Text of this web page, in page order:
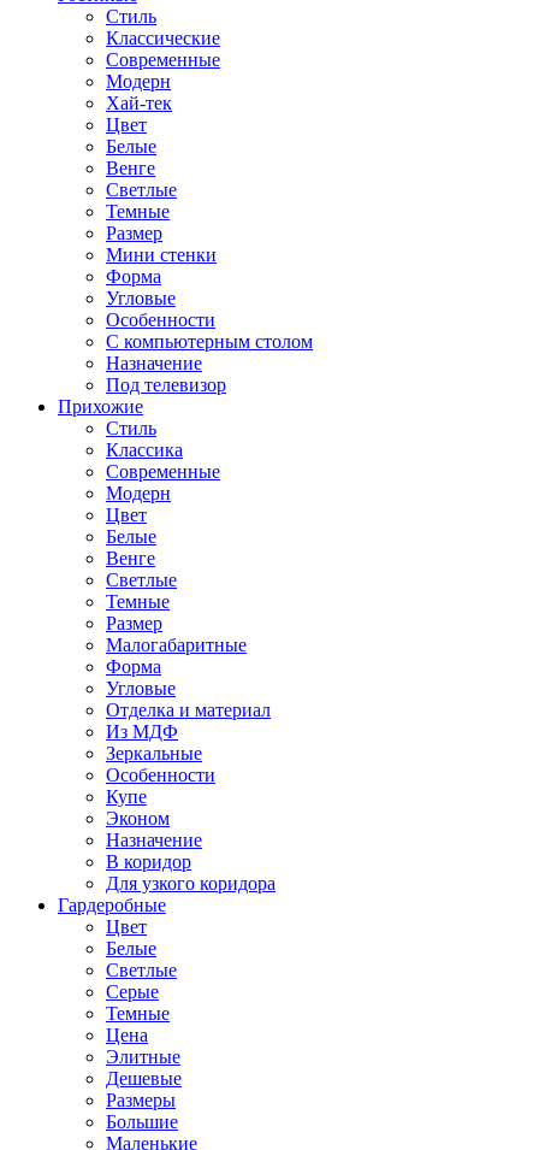
Стиль
Классические
Современные
Модерн
Хай-тек
Цвет
Белые
Венге
Светлые
Темные
Размер
Мини стенки
Форма
Угловые
Особенности
С компьютерным столом
Назначение
Под телевизор
Прихожие
Стиль
Классика
Современные
Модерн
Цвет
Белые
Венге
Светлые
Темные
Размер
Малогабаритные
Форма
Угловые
Отделка и материал
Из МДФ
Зеркальные
Особенности
Купе
Эконом
Назначение
В коридор
Для узкого коридора
Гардеробные
Цвет
Белые
Светлые
Серые
Темные
Цена
Элитные
Дешевые
Размеры
Большие
Маленькие